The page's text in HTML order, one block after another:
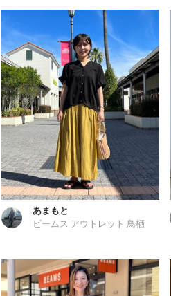
あまもと
ビームス アウトレット 鳥栖